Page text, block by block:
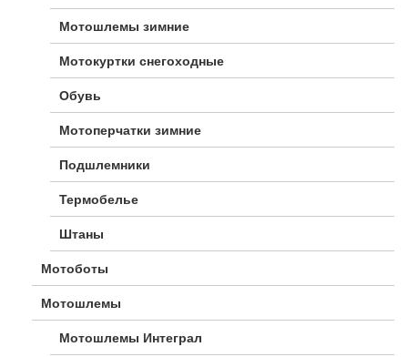
Мотошлемы зимние
Мотокуртки снегоходные
Обувь
Мотоперчатки зимние
Подшлемники
Термобелье
Штаны
Мотоботы
Мотошлемы
Мотошлемы Интеграл